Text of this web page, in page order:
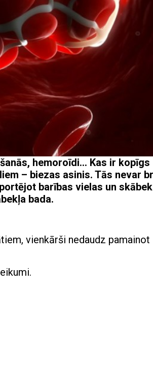
hemoroīdi… Kas ir kopīgs
– biezas asinis. Tās nevar
barības vielas un
bada.
vienkārši nedaudz pamainot